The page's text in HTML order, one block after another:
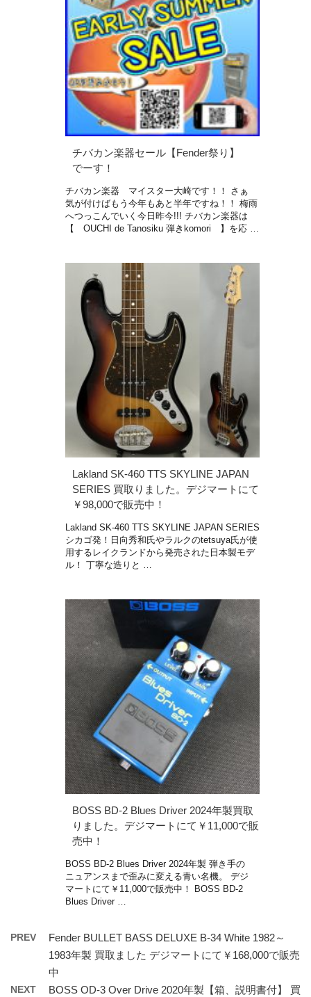
チバカン楽器セール【Fender祭り】
でーす！
チバカン楽器 マイスター大崎です！！ さぁ
気が付けばもう今年もあと半年ですね！！ 梅雨
へつっこんでいく今日昨今!!! チバカン楽器は
【 OUCHI de Tanosiku 弾きkomori 】を応 …
Lakland SK-460 TTS SKYLINE JAPAN
SERIES 買取りました。デジマートにて
￥98,000で販売中！
Lakland SK-460 TTS SKYLINE JAPAN SERIES
シカゴ発！日向秀和氏やラルクのtetsuya氏が使
用するレイクランドから発売された日本製モデ
ル！ 丁寧な造りと …
BOSS BD-2 Blues Driver 2024年製買取
りました。デジマートにて￥11,000で販
売中！
BOSS BD-2 Blues Driver 2024年製 弾き手の
ニュアンスまで歪みに変える青い名機。 デジ
マートにて￥11,000で販売中！ BOSS BD-2
Blues Driver …
PREV
Fender BULLET BASS DELUXE B-34 White 1982～
1983年製 買取ました デジマートにて￥168,000で販売
中
NEXT
BOSS OD-3 Over Drive 2020年製【箱、説明書付】 買